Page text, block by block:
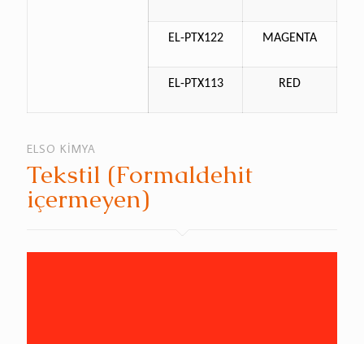
EL-PTX122 MAGENTA
EL-PTX113 RED
ELSO KİMYA
Tekstil (Formaldehit
içermeyen)